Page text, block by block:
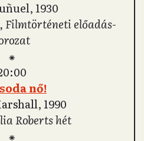
1930
Filmtörténeti előadás-
⁕
nő!
1990
Roberts hét
⁕